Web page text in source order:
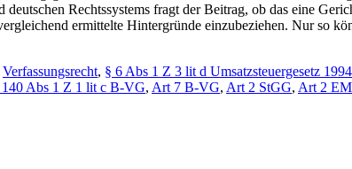
Rechtssystems fragt der Beitrag, ob das eine
ermittelte Hintergründe einzubeziehen. Nur so
Verfassungsrecht, § 6 Abs 1 Z 3 lit d Umsatzsteuergesetz 1994
Abs 1 Z 1 lit c B-VG, Art 7 B-VG, Art 2 StGG, Art 2